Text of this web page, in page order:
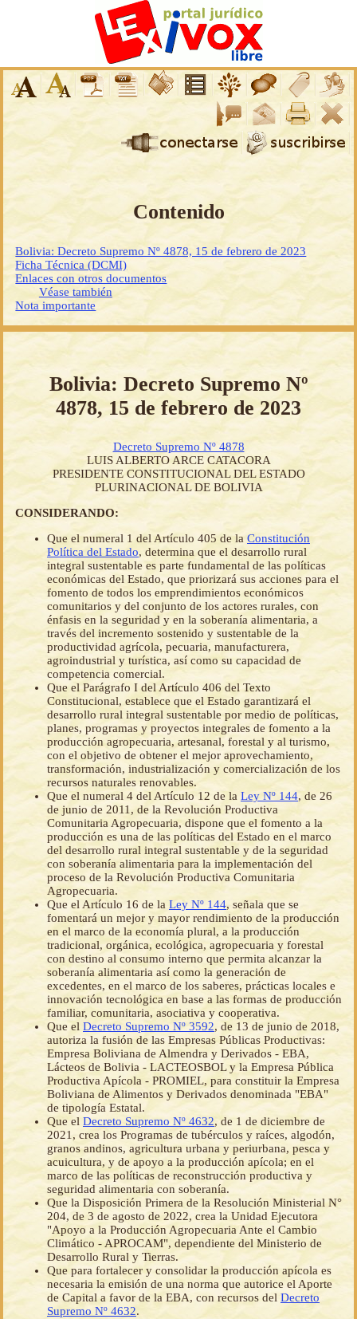
Contenido
Bolivia: Decreto Supremo Nº 4878, 15 de febrero de 2023
Ficha Técnica (DCMI)
Enlaces con otros documentos
Véase también
Nota importante
Bolivia: Decreto Supremo Nº
4878, 15 de febrero de 2023
Decreto Supremo Nº 4878
LUIS ALBERTO ARCE CATACORA
PRESIDENTE CONSTITUCIONAL DEL ESTADO
PLURINACIONAL DE BOLIVIA
CONSIDERANDO:
Que el numeral 1 del Artículo 405 de la Constitución
Política del Estado, determina que el desarrollo rural
integral sustentable es parte fundamental de las políticas
económicas del Estado, que priorizará sus acciones para el
fomento de todos los emprendimientos económicos
comunitarios y del conjunto de los actores rurales, con
énfasis en la seguridad y en la soberanía alimentaria, a
través del incremento sostenido y sustentable de la
productividad agrícola, pecuaria, manufacturera,
agroindustrial y turística, así como su capacidad de
competencia comercial.
Que el Parágrafo I del Artículo 406 del Texto
Constitucional, establece que el Estado garantizará el
desarrollo rural integral sustentable por medio de políticas,
planes, programas y proyectos integrales de fomento a la
producción agropecuaria, artesanal, forestal y al turismo,
con el objetivo de obtener el mejor aprovechamiento,
transformación, industrialización y comercialización de los
recursos naturales renovables.
Que el numeral 4 del Artículo 12 de la Ley Nº 144, de 26
de junio de 2011, de la Revolución Productiva
Comunitaria Agropecuaria, dispone que el fomento a la
producción es una de las políticas del Estado en el marco
del desarrollo rural integral sustentable y de la seguridad
con soberanía alimentaria para la implementación del
proceso de la Revolución Productiva Comunitaria
Agropecuaria.
Que el Artículo 16 de la Ley Nº 144, señala que se
fomentará un mejor y mayor rendimiento de la producción
en el marco de la economía plural, a la producción
tradicional, orgánica, ecológica, agropecuaria y forestal
con destino al consumo interno que permita alcanzar la
soberanía alimentaria así como la generación de
excedentes, en el marco de los saberes, prácticas locales e
innovación tecnológica en base a las formas de producción
familiar, comunitaria, asociativa y cooperativa.
Que el Decreto Supremo Nº 3592, de 13 de junio de 2018,
autoriza la fusión de las Empresas Públicas Productivas:
Empresa Boliviana de Almendra y Derivados - EBA,
Lácteos de Bolivia - LACTEOSBOL y la Empresa Pública
Productiva Apícola - PROMIEL, para constituir la Empresa
Boliviana de Alimentos y Derivados denominada "EBA"
de tipología Estatal.
Que el Decreto Supremo Nº 4632, de 1 de diciembre de
2021, crea los Programas de tubérculos y raíces, algodón,
granos andinos, agricultura urbana y periurbana, pesca y
acuicultura, y de apoyo a la producción apícola; en el
marco de las políticas de reconstrucción productiva y
seguridad alimentaria con soberanía.
Que la Disposición Primera de la Resolución Ministerial N°
204, de 3 de agosto de 2022, crea la Unidad Ejecutora
"Apoyo a la Producción Agropecuaria Ante el Cambio
Climático - APROCAM", dependiente del Ministerio de
Desarrollo Rural y Tierras.
Que para fortalecer y consolidar la producción apícola es
necesaria la emisión de una norma que autorice el Aporte
de Capital a favor de la EBA, con recursos del Decreto
Supremo Nº 4632.